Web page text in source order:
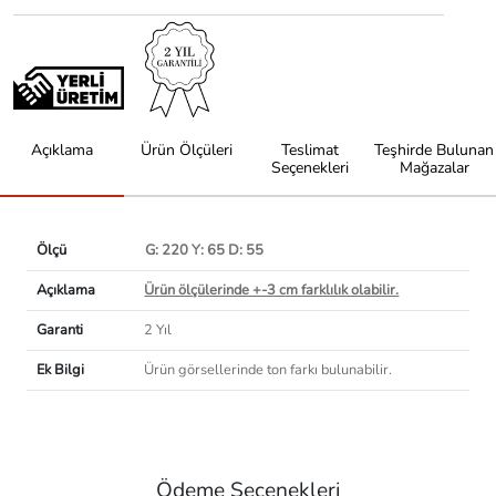
Açıklama Ürün Ölçüleri
Teslimat
Seçenekleri
Teşhirde Bulunan
Mağazalar
Ölçü
G: 220 Y: 65 D: 55
Açıklama
Ürün ölçülerinde +-3 cm farklılık olabilir.
Garanti
2 Yıl
Ek Bilgi
Ürün görsellerinde ton farkı bulunabilir.